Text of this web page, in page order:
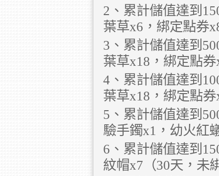
2、累計儲值達到
葉草x6，綁定點券
3、累計儲值達到
葉草x18，綁定點券
4、累計儲值達到
葉草x18，綁定點券
5、累計儲值達到
驗手鐲x1，幼火紅
6、累計儲值達到
紋帽x7（30天，未